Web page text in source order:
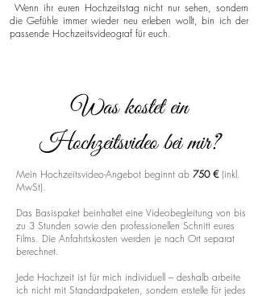
Wenn ihr euren Hochzeitstag nicht nur sehen, sondern
die Gefühle immer wieder neu erleben wollt, bin ich der
passende Hochzeitsvideograf für euch.
Was kostet ein
Hochzeitsvideo bei mir?
Mein Hochzeitsvideo-Angebot beginnt ab 750 € (inkl.
MwSt).
Das Basispaket beinhaltet eine Videobegleitung von bis
zu 3 Stunden sowie den professionellen Schnitt eures
Films. Die Anfahrtskosten werden je nach Ort separat
berechnet.
Jede Hochzeit ist für mich individuell – deshalb arbeite
ich nicht mit Standardpaketen, sondern erstelle für jedes